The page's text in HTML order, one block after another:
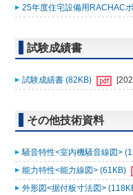
25年度住宅設備用RACHAC
試験成績書
試験成績書 (82KB)
その他技術資料
騒音特性<室内機騒音線図>
能力特性<能力線図> (61KB)
外形図<据付板寸法図>